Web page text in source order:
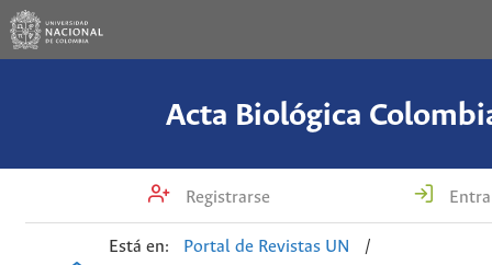
Acta Biológica
Registrarse
Está en: Portal de Revistas UN
/